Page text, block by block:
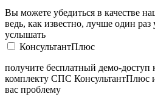
Вы можете убедиться в качестве
ведь, как известно, лучше один раз
услышать
КонсультантПлюс
получите бесплатный демо-
комплекту СПС КонсультантПлюс
вас проблему